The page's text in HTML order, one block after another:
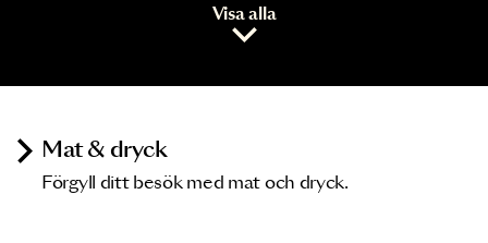
Visa alla
Mat & dryck
Förgyll ditt besök med mat och dryck.